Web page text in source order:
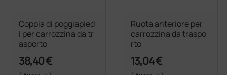
Coppia di poggiapied
i per carrozzina da tr
asporto
38,40 €
Ruota anteriore per
carrozzina da traspo
rto
13,04 €